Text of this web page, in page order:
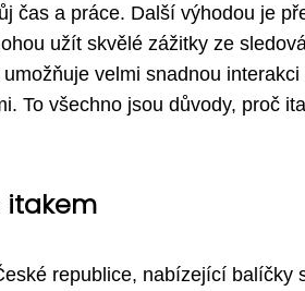
čas a práce. Další výhodou je
užít skvělé zážitky ze
velmi snadnou
To všechno jsou důvody, proč
itakem
republice, nabízející balíčky